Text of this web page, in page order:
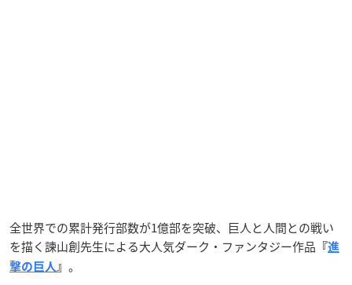
全世界での累計発行部数が1億部を突破、巨人と人間との戦い
を描く諫山創先生による大人気ダーク・ファンタジー作品 『進
撃の巨人 』 。